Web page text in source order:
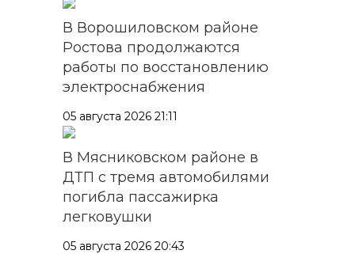
В Ворошиловском районе
Ростова продолжаются
работы по восстановлению
электроснабжения
05 августа 2026 21:11
В Мясниковском районе в
ДТП с тремя автомобилями
погибла пассажирка
легковушки
05 августа 2026 20:43